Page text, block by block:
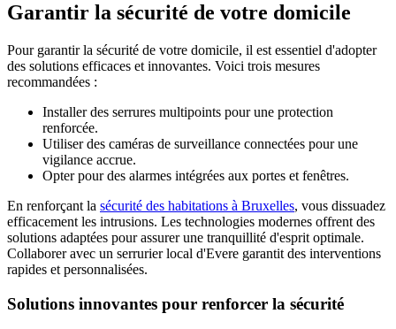
Garantir la sécurité de votre domicile
Pour garantir la sécurité de votre domicile, il est essentiel d'adopter
des solutions efficaces et innovantes. Voici trois mesures
recommandées :
Installer des serrures multipoints pour une protection
renforcée.
Utiliser des caméras de surveillance connectées pour une
vigilance accrue.
Opter pour des alarmes intégrées aux portes et fenêtres.
En renforçant la sécurité des habitations à Bruxelles, vous dissuadez
efficacement les intrusions. Les technologies modernes offrent des
solutions adaptées pour assurer une tranquillité d'esprit optimale.
Collaborer avec un serrurier local d'Evere garantit des interventions
rapides et personnalisées.
Solutions innovantes pour renforcer la sécurité